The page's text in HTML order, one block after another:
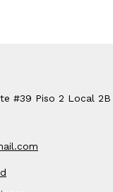
#39 Piso 2 Local